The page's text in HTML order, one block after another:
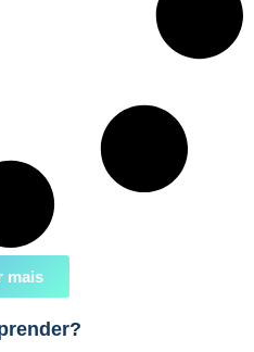
mais